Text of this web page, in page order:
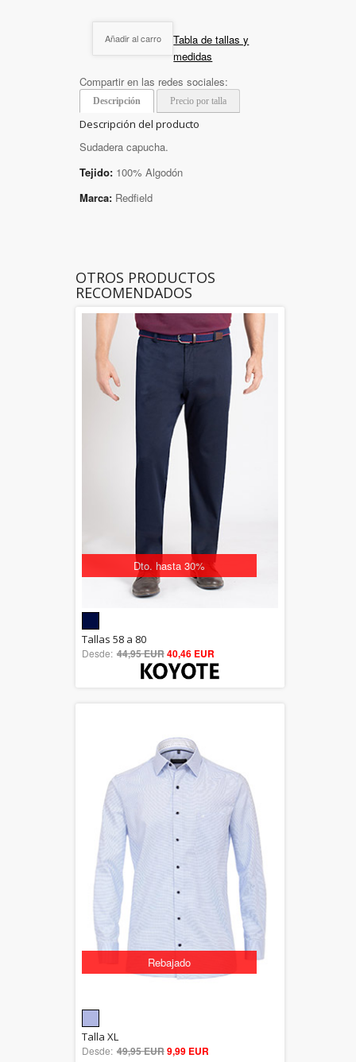
Añadir al carro
Tabla de tallas y
medidas
Compartir en las redes sociales:
Descripción Precio por talla
Descripción del producto
Sudadera capucha.
Tejido: 100% Algodón
Marca: Redfield
OTROS PRODUCTOS
RECOMENDADOS
Dto. hasta 30%
out of 5
Tallas 58 a 80
Desde: 44,95 EUR40,46 EUR
Rebajado
out of 5
Talla XL
Desde: 49,95 EUR9,99 EUR